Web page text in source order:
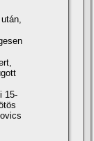
15-